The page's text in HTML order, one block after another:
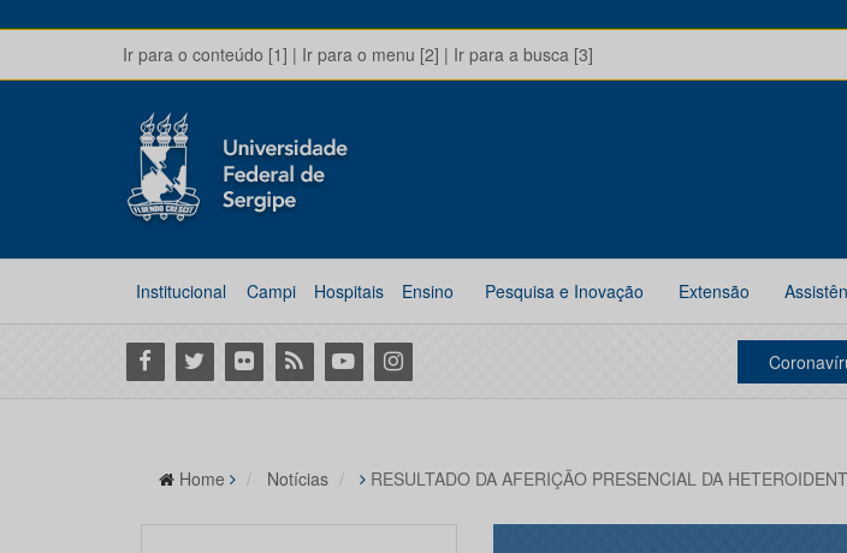
Ir para o conteúdo [1] | Ir para o menu [2] | Ir para a busca [3]
Institucional Campi Hospitais Ensino Pesquisa e Inovação Extensão
Facebook
Twitter Flickr RSS YoutubeInstagram
Home Notícias RESULTADO DA AFERIÇÃO PRESENCIAL DA